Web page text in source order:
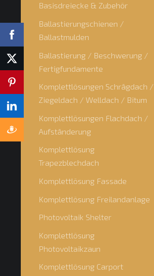
Basisdreiecke & Zubehör
Ballastierungschienen /
Ballastmulden
Ballastierung / Beschwerung /
Fertigfundamente
Komplettlösungen Schrägdach /
Ziegeldach / Welldach / Bitum
Komplettlösungen Flachdach /
Aufständerung
Komplettlösung
Trapezblechdach
Komplettlösung Fassade
Komplettlösung Freilandanlage
Photovoltaik Shelter
Komplettlösung
Photovoltaikzaun
Komplettlösung Carport